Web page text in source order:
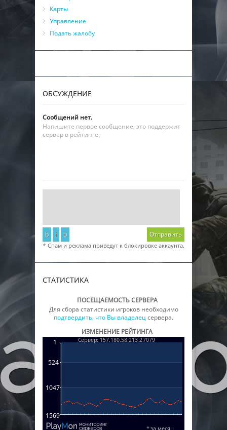
Карты
Управление
Подать жалобу
ОБСУЖДЕНИЕ
Сообщений нет.
Напишите первое сообщение, это поддержит
сервер в рейтинге.
b i u Отправить
* Спам и реклама приведут к блокировке аккаунта.
СТАТИСТИКА
ПОСЕЩАЕМОСТЬ СЕРВЕРА
Для сбора статистики игроков необходимо
подтвердить, что Вы владелецсервера.
ИЗМЕНЕНИЕ РЕЙТИНГА